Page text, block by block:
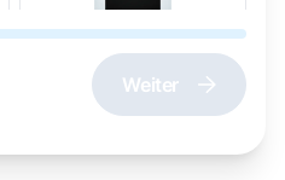
Herd und Backofen
Weiter